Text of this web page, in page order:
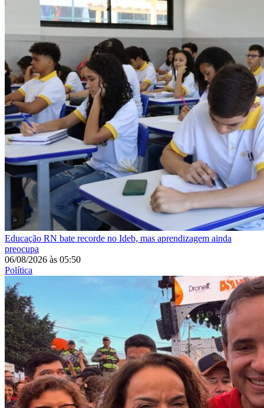
Educação RN bate recorde no Ideb, mas aprendizagem ainda
preocupa
06/08/2026 às 05:50
Política